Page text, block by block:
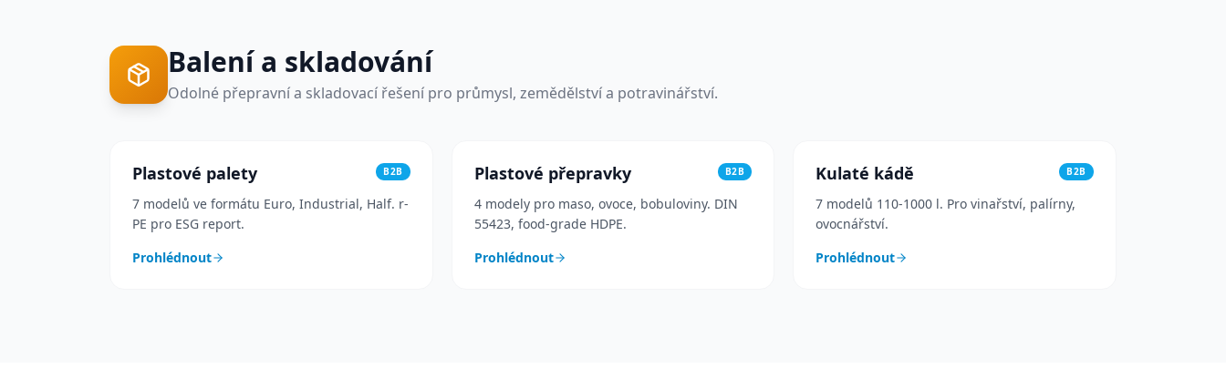
Balení a skladování
Odolné přepravní a skladovací řešení pro průmysl, zemědělství a potravinářství.
Plastové palety B2B
7 modelů ve formátu Euro, Industrial, Half. r-
PE pro ESG report.
Prohlédnout
Plastové přepravky B2B
4 modely pro maso, ovoce, bobuloviny. DIN
55423, food-grade HDPE.
Prohlédnout
Kulaté kádě B2B
7 modelů 110-1000 l. Pro vinařství, palírny,
ovocnářství.
Prohlédnout